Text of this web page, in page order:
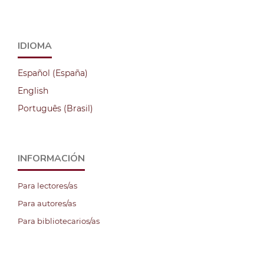
IDIOMA
Español (España)
English
Português (Brasil)
INFORMACIÓN
Para lectores/as
Para autores/as
Para bibliotecarios/as